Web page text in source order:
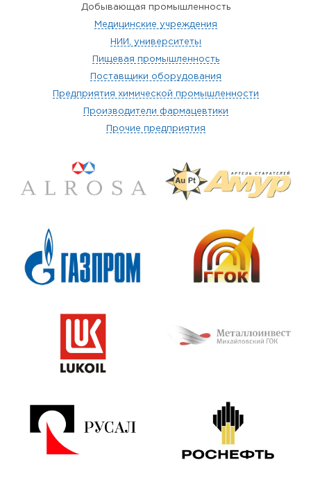
Добывающая промышленность
Медицинские учреждения
НИИ, университеты
Пищевая промышленность
Поставщики оборудования
Предприятия химической промышленности
Производители фармацевтики
Прочие предприятия